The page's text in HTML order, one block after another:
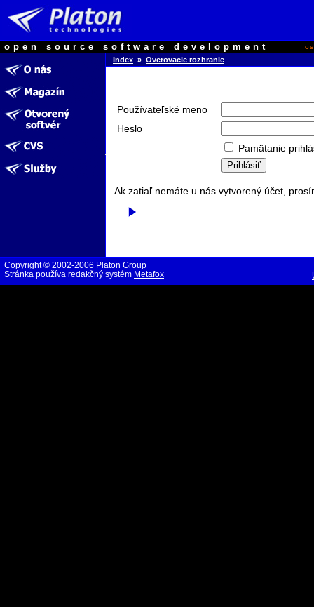
open source software development
Index » Overovacie rozhranie
Používateľské meno
Heslo
Pamätanie
Ak zatiaľ nemáte u nás vytvorený účet,
Copyright © 2002-2006 Platon Group
Stránka používa redakčný systém Metafox